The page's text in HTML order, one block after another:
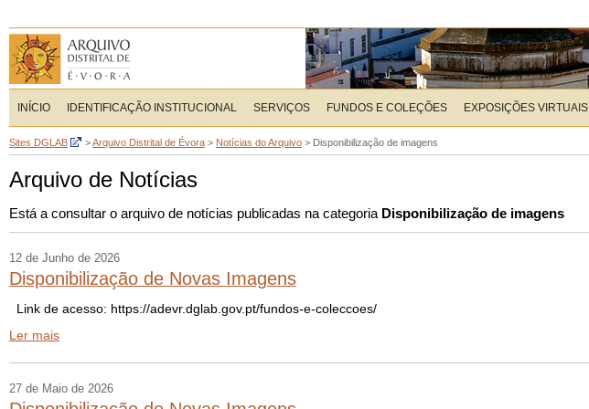
INÍCIO IDENTIFICAÇÃO INSTITUCIONAL SERVIÇOS FUNDOS E COLEÇÕES EXPOSIÇÕES VIRTUAIS
Sites DGLAB >Arquivo Distrital de Évora > Notícias do Arquivo > Disponibilização de imagens
Arquivo de Notícias
Está a consultar o arquivo de notícias publicadas na categoria Disponibilização de imagens
12 de Junho de 2026
Disponibilização de Novas Imagens
Link de acesso: https://adevr.dglab.gov.pt/fundos-e-coleccoes/
Ler mais
27 de Maio de 2026